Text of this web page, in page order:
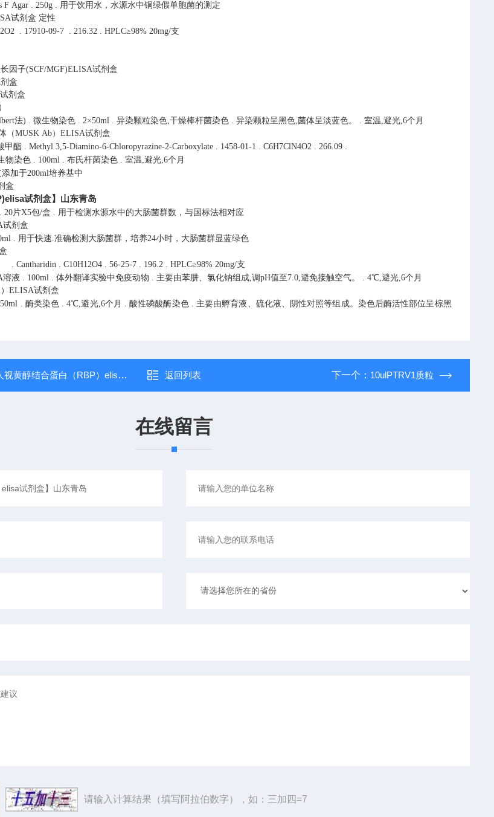
F Agar . 250g . 用于饮用水，水源水中铜绿假单胞菌的测定
试剂盒 定性
. 17910-09-7 . 216.32 . HPLC≥98% 20mg/支
因子(SCF/MGF)ELISA试剂盒
盒
剂盒
法) . 微生物染色 . 2×50ml . 异染颗粒染色,干燥棒杆菌染色 . 异染颗粒呈黑色,菌体呈淡蓝色。 . 室温,避光,6个月
（MUSK Ab）ELISA试剂盒
甲酯 . Methyl 3,5-Diamino-6-Chloropyrazine-2-Carboxylate . 1458-01-1 . C6H7ClN4O2 . 266.09 .
物染色 . 100ml . 布氏杆菌染色 . 室温,避光,6个月
加于200ml培养基中
盒
试剂盒】山东青岛
. 20片X5包/盒 . 用于检测水源水中的大肠菌群数，与国标法相对应
试剂盒
. 用于快速.准确检测大肠菌群，培养24小时，大肠菌群显蓝绿色
. Cantharidin . C10H12O4 . 56-25-7 . 196.2 . HPLC≥98% 20mg/支
溶液 . 100ml . 体外翻译实验中免疫动物 . 主要由苯肼、氯化钠组成,调pH值至7.0,避免接触空气。 . 4℃,避光,6个月
ELISA试剂盒
. 酶类染色 . 4℃,避光,6个月 . 酸性磷酸酶染色 . 主要由孵育液、硫化液、阴性对照等组成。染色后酶活性部位呈棕黑
结合蛋白（RBP）elisa试剂盒】操作步骤 返回列表 下一个： 10ulPTRV1质粒
在线留言
请输入计算结果（填写阿拉伯数字），如：三加四=7